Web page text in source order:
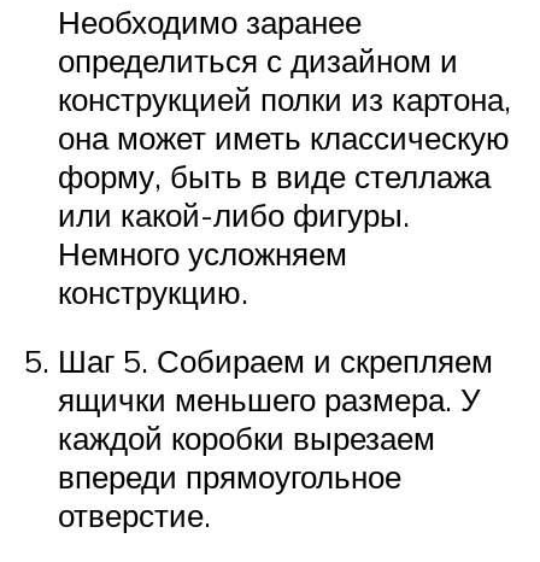
Необходимо заранее
определиться с дизайном и
конструкцией полки из картона,
она может иметь классическую
форму, быть в виде стеллажа
или какой-либо фигуры.
Немного усложняем
конструкцию.
Шаг 5. Собираем и скрепляем
ящички меньшего размера. У
каждой коробки вырезаем
впереди прямоугольное
отверстие.